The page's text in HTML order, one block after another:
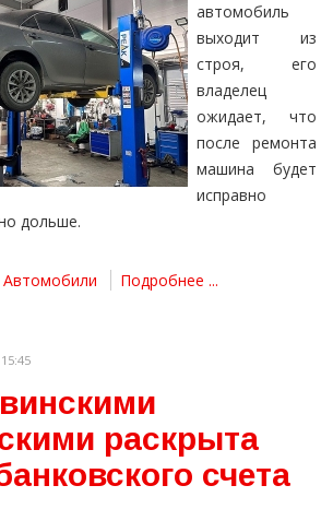
автомобиль
выходит из
строя, его
владелец
ожидает, что
после ремонта
машина будет
исправно
дольше.
Автомобили Подробнее ...
раскрыта
счета